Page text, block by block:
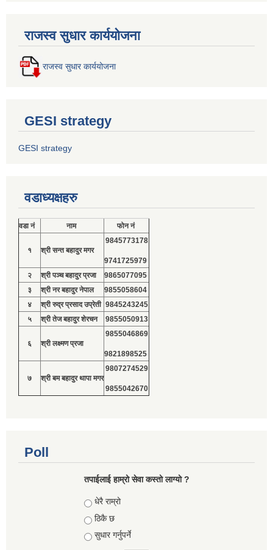
राजस्व सुधार कार्ययोजना
राजस्व सुधार कार्ययोजना
GESI strategy
GESI strategy
वडाध्यक्षहरु
वडा नं नाम फोन नं
१ श्री सन्त बहादुर मगर
9845773178
9741725979
२
श्री पञ्च बहादुर प्रजा
9865077095
३
श्री नर बहादुर नेपाल
9855058604
४
श्री रुद्र प्रसाद उप्रेती 9845243245
५
श्री तेज बहादुर शेरचन 9855050913
६ श्री लक्ष्मण प्रजा
9855046869
9821898525
७ श्री बम बहादुर थापा मगर
9807274529
9855042670
Poll
तपाईलाई हाम्रो सेवा कस्तो लाग्यो ?
Choices
धेरै राम्रो
ठिकै छ
सुधार गर्नुपर्ने